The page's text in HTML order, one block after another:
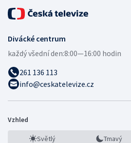
Divácké centrum
každý všední den:8:00—16:00 hodin
261 136 113
info@ceskatelevize.cz
Vzhled
Světlý Tmavý